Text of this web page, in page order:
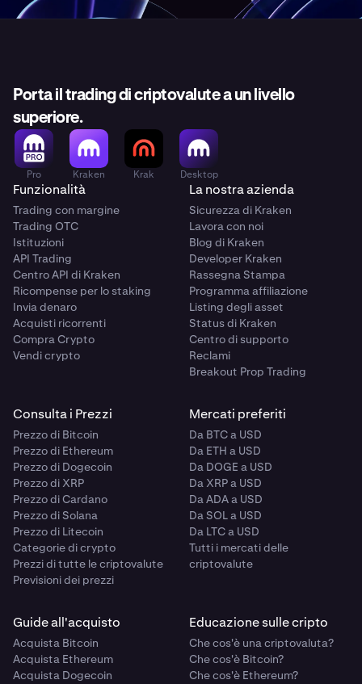
Porta il trading di criptovalute a un livello
superiore.
Pro Kraken Krak Desktop
Funzionalità
Trading con margine
Trading OTC
Istituzioni
API Trading
Centro API di Kraken
Ricompense per lo staking
Invia denaro
Acquisti ricorrenti
Compra Crypto
Vendi crypto
La nostra azienda
Sicurezza di Kraken
Lavora con noi
Blog di Kraken
Developer Kraken
Rassegna Stampa
Programma affiliazione
Listing degli asset
Status di Kraken
Centro di supporto
Reclami
Breakout Prop Trading
Consulta i Prezzi
Prezzo di Bitcoin
Prezzo di Ethereum
Prezzo di Dogecoin
Prezzo di XRP
Prezzo di Cardano
Prezzo di Solana
Prezzo di Litecoin
Categorie di crypto
Prezzi di tutte le criptovalute
Previsioni dei prezzi
Mercati preferiti
Da BTC a USD
Da ETH a USD
Da DOGE a USD
Da XRP a USD
Da ADA a USD
Da SOL a USD
Da LTC a USD
Tutti i mercati delle
criptovalute
Guide all'acquisto
Acquista Bitcoin
Acquista Ethereum
Acquista Dogecoin
Educazione sulle cripto
Che cos'è una criptovaluta?
Che cos'è Bitcoin?
Che cos'è Ethereum?